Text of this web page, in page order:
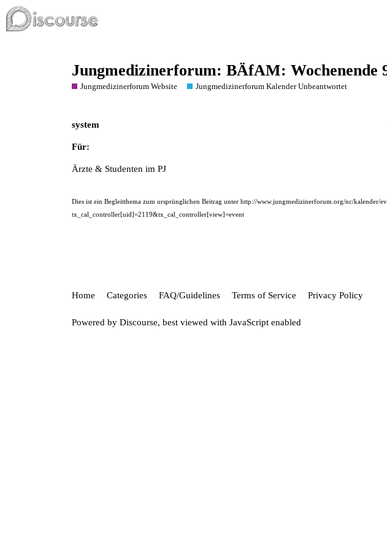
Jungmedizinerforum: BÄfAM: Wochenende
Jungmedizinerforum Website Jungmedizinerforum Kalender Unbeantwortet
system
Für:
Ärzte & Studenten im PJ
Dies ist ein Begleitthema zum ursprünglichen Beitrag unter http://www.jungmedizinerforum.org/nc/kalender/
tx_cal_controller[uid]=2119&tx_cal_controller[view]=event
Home Categories FAQ/Guidelines Terms of Service Privacy Policy
Powered by Discourse, best viewed with JavaScript enabled